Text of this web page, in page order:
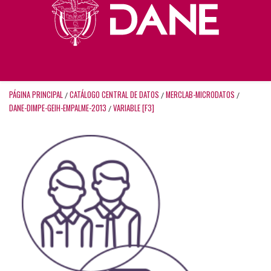
PÁGINA PRINCIPAL / CATÁLOGO CENTRAL DE DATOS / MERCLAB-MICRODATOS /
DANE-DIMPE-GEIH-EMPALME-2013 / VARIABLE [F3]